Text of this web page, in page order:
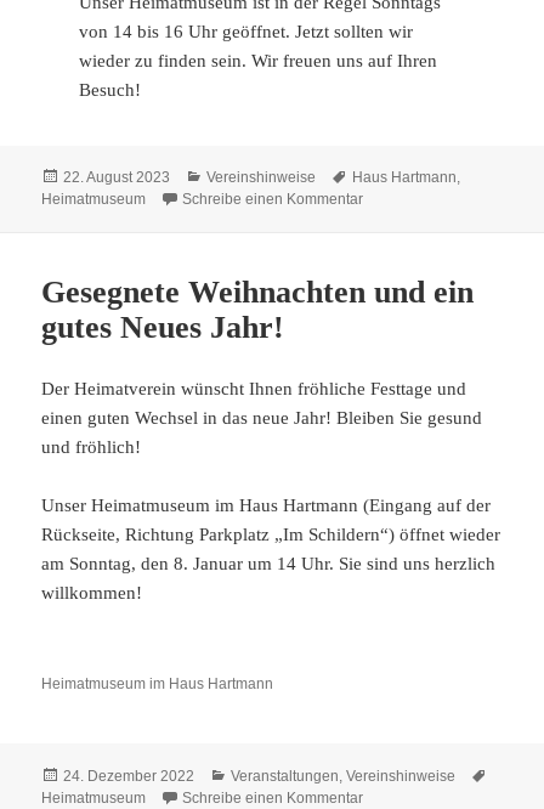
von 14 bis 16 Uhr geöffnet. Jetzt sollten wir
wieder zu finden sein. Wir freuen uns auf Ihren
Besuch!
Veröffentlicht
am
22. August 2023 Kategorien
Vereinshinweise Schlagwörter
Haus Hartmann,
Heimatmuseum
Schreibe einen Kommentarzu Neue Schilder für das
Gesegnete Weihnachten und ein
gutes Neues Jahr!
Der Heimatverein wünscht Ihnen fröhliche Festtage und
einen guten Wechsel in das neue Jahr! Bleiben Sie gesund
und fröhlich!
Unser Heimatmuseum im Haus Hartmann (Eingang auf der
Rückseite, Richtung Parkplatz „Im Schildern“) öffnet wieder
am Sonntag, den 8. Januar um 14 Uhr. Sie sind uns herzlich
willkommen!
Heimatmuseum im Haus Hartmann
Veröffentlicht
am
24. Dezember 2022 Kategorien
Veranstaltungen ,Vereinshinweise
Heimatmuseum
Schreibe einen Kommentarzu Gesegnete